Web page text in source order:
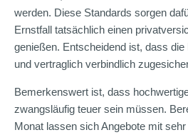
werden. Diese Standards sorgen
Ernstfall tatsächlich einen
genießen. Entscheidend ist, dass
und vertraglich verbindlich
Bemerkenswert ist, dass
zwangsläufig teuer sein müssen.
Monat lassen sich Angebote mit